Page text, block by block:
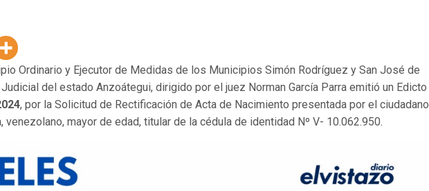
Ordinario y Ejecutor de Medidas de los Municipios Simón Rodríguez y San José de
del estado Anzoátegui, dirigido por el juez Norman García Parra emitió un Edicto
, por la Solicitud de Rectificación de Acta de Nacimiento presentada por el ciudadano
venezolano, mayor de edad, titular de la cédula de identidad Nº V- 10.062.950.